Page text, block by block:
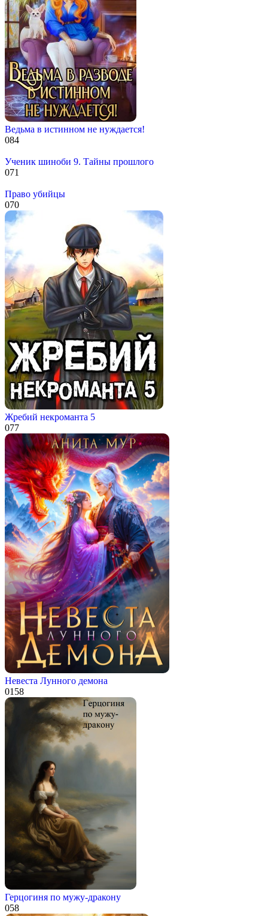
Ведьма в истинном не нуждается!
084
Ученик шиноби 9. Тайны прошлого
071
Право убийцы
070
Жребий некроманта 5
077
Невеста Лунного демона
0158
Герцогиня по мужу-дракону
058